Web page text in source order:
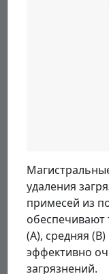
удаления
примесей из
обеспечивают
(A), средняя
эффективно
загрязнений.